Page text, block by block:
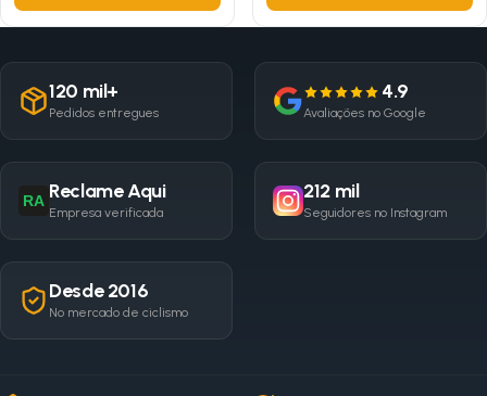
120 mil+
Pedidos entregues
4.9
Avaliações no Google
RA Reclame Aqui
Empresa verificada
212 mil
Seguidores no Instagram
Desde 2016
No mercado de ciclismo